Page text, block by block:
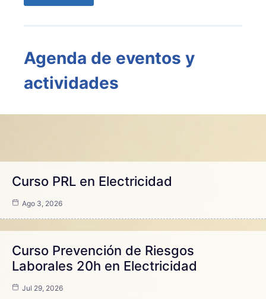
Agenda de eventos y
actividades
Curso PRL en Electricidad
Ago 3, 2026
Curso Prevención de Riesgos
Laborales 20h en Electricidad
Jul 29, 2026